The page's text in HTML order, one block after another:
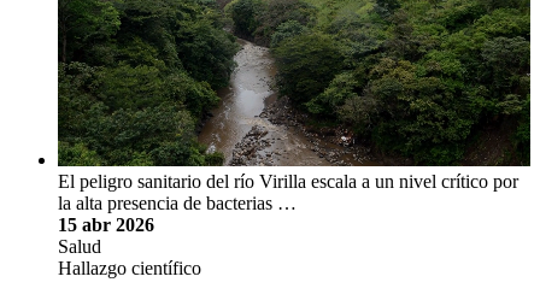
El peligro sanitario del río Virilla escala a un nivel crítico por
la alta presencia de bacterias …
15 abr 2026
Salud
Hallazgo científico